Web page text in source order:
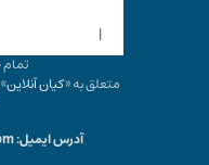
تمام حقوق مادی
متعلق به «کیان آنلاین» است
آدرس ایمیل: kiyanonline.ir@gmail.com